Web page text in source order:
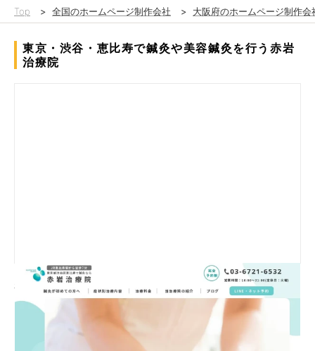
Top > 全国のホームページ制作会社 > 大阪府のホームページ制作会
東京・渋谷・恵比寿で鍼灸や美容鍼灸を行う赤岩
治療院
赤岩治療院さまでは、メインサービスが鍼灸治療になるので、タ
ーゲット層が50代になり、読みやすさを意識したWebデザイン
を作成しています。
スタッフブログはパソコンを意識していますが、その他のコンテ